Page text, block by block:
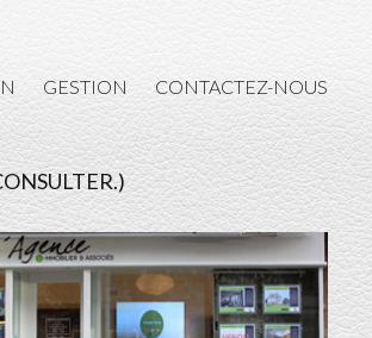
GESTION CONTACTEZ-NOUS
ACHAT
VENTE
LOCATION
GESTION
CONTACTEZ-NOUS